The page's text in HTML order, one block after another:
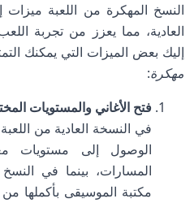
النسخ المهكرة من اللعبة
العادية، مما يعزز من تجربة
إليك بعض الميزات التي يمكنك
مهكرة:
فتح الأغاني والمستويات
في النسخة العادية من
الوصول إلى مستويات
المسارات، بينما في
مكتبة الموسيقى بأكملها من